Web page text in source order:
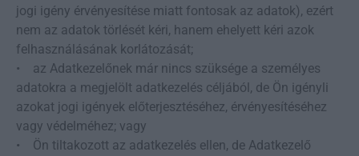
jogi igény érvényesítése miatt fontosak az adatok), ezért
nem az adatok törlését kéri, hanem ehelyett kéri azok
felhasználásának korlátozását;
• az Adatkezelőnek már nincs szüksége a személyes
adatokra a megjelölt adatkezelés céljából, de Ön igényli
azokat jogi igények előterjesztéséhez, érvényesítéséhez
vagy védelméhez; vagy
• Ön tiltakozott az adatkezelés ellen, de Adatkezelő